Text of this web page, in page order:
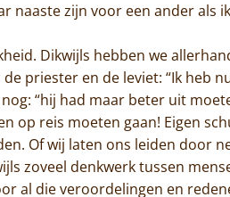
Home
Trappisten
De abdij
Actueel
Monnik worden
naaste zijn voor een ander als
Dikwijls hebben we
priester en de leviet: “Ik heb
“hij had maar beter uit
op reis moeten gaan! Eigen
Of wij laten ons leiden door
zoveel denkwerk tussen
al die veroordelingen en